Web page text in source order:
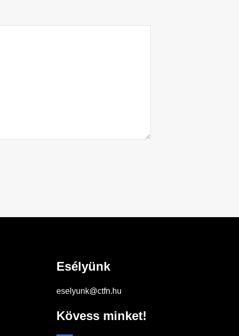
Esélyünk
eselyunk@ctfn.hu
Kövess minket!